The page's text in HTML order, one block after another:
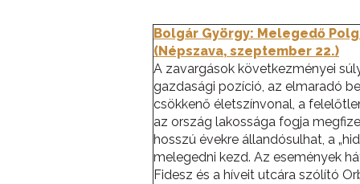
Bolgár György: Melegedő
(Népszava, szeptember 22.)
A zavargások következményei
gazdasági pozíció, az elmaradó
csökkenő életszínvonal, a
az ország lakossága fogja
hosszú évekre állandósulhat, a
melegedni kezd. Az események
Fidesz és a híveit utcára szólító